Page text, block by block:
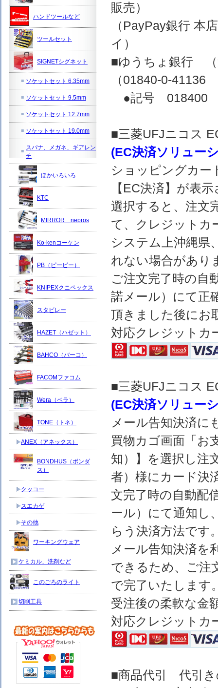
販売）
（PayPay銀行
イ）
■ゆうちょ銀行 （
（01840-0-
●記号 018400
■三菱UFJニコス
(EC決済ソリュー
ショッピングカー
【EC決済】が表
選択すると、注文
て、クレジットカ
システム上沖縄県
れない場合があり
ご注文完了時の自
諾メール）にて正
頂きました後にお
対応クレジットカ
■三菱UFJニコス
(EC決済ソリュー
メール告知決済に
買物カゴ画面「お
知）】を選択し注
者）様にカード決
文完了時の自動配
ール）にて通知し
らう決済方法です
メール告知決済を
できるため、ご注
で完了いたします
受注後の柔軟な金
対応クレジットカ
■商品代引 代引き
ハンドツールなど
ツールセット
SIGNETシグネット
ソケットセット 6.35mm
ソケットセット 9.5mm
ソケットセット 12.7mm
ソケットセット 19.0mm
スパナ、メガネ、ギアレン
チ
ほかいろいろ
KTC
MIRROR nepros
Ko-kenコーケン
PB（ピービー）
KNIPEXクニペックス
スタビレー
HAZET（ハゼット）
BAHCO（バーコ）
FACOMファコム
Wera（ベラ）
TONE（トネ）
ANEX（アネックス）
BONDHUS（ボンダ
ス）
クッコー
スエカゲ
その他
ワーキングウェア
ケミカル、洗剤など
このごろのライト
切削工具